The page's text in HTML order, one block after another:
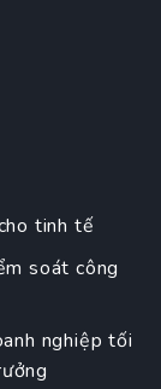
tinh tế
soát công
nghiệp tối